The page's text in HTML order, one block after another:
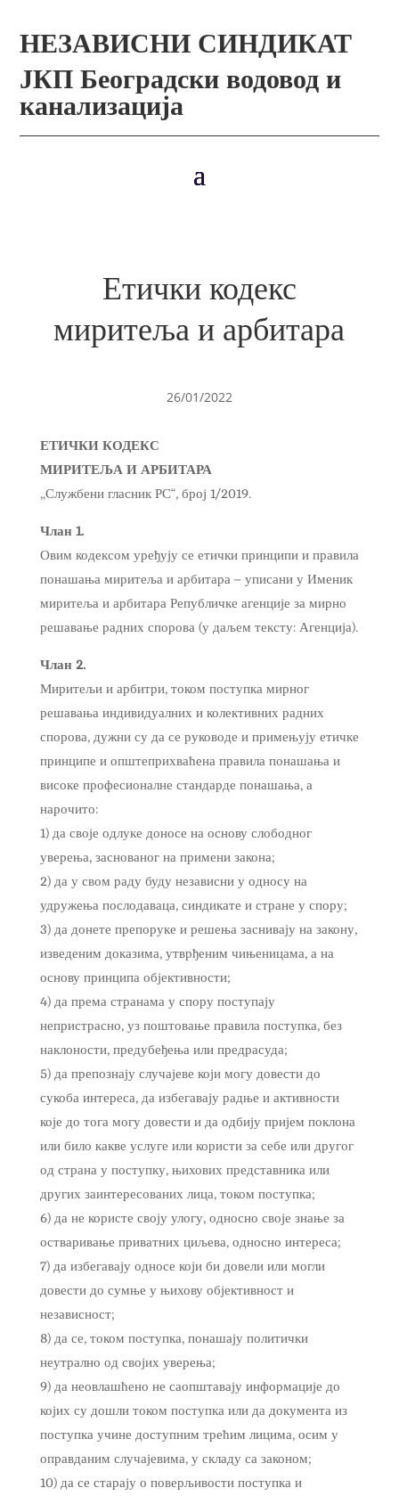
НЕЗАВИСНИ СИНДИКАТ
ЈКП Београдски водовод и
канализација
Етички кодекс
миритеља и арбитара
26/01/2022
ЕТИЧКИ КОДЕКС
МИРИТЕЉА И АРБИТАРА
„Службени гласник РС“, број 1/2019.
Члан 1.
Овим кодексом уређују се етички принципи и правила
понашања миритеља и арбитара – уписани у Именик
миритеља и арбитара Републичке агенције за мирно
решавање радних спорова (у даљем тексту: Агенција).
Члан 2.
Миритељи и арбитри, током поступка мирног
решавања индивидуалних и колективних радних
спорова, дужни су да се руководе и примењују етичке
принципе и општеприхваћена правила понашања и
високе професионалне стандарде понашања, а
нарочито:
1) да своје одлуке доносе на основу слободног
уверења, заснованог на примени закона;
2) да у свом раду буду независни у односу на
удружења послодаваца, синдикате и стране у спору;
3) да донете препоруке и решења заснивају на закону,
изведеним доказима, утврђеним чињеницама, а на
основу принципа објективности;
4) да према странама у спору поступају
непристрасно, уз поштовање правила поступка, без
наклоности, предубеђења или предрасуда;
5) да препознају случајеве који могу довести до
сукоба интереса, да избегавају радње и активности
које до тога могу довести и да одбију пријем поклона
или било какве услуге или користи за себе или другог
од страна у поступку, њихових представника или
других заинтересованих лица, током поступка;
6) да не користе своју улогу, односно своје знање за
остваривање приватних циљева, односно интереса;
7) да избегавају односе који би довели или могли
довести до сумње у њихову објективност и
независност;
8) да се, током поступка, понашају политички
неутрално од својих уверења;
9) да неовлашћено не саопштавају информације до
којих су дошли током поступка или да документа из
поступка учине доступним трећим лицима, осим у
оправданим случајевима, у складу са законом;
10) да се старају о поверљивости поступка и